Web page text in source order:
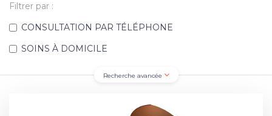
Filtrer par :
CONSULTATION PAR TÉLÉPHONE
SOINS À DOMICILE
Recherche avancée